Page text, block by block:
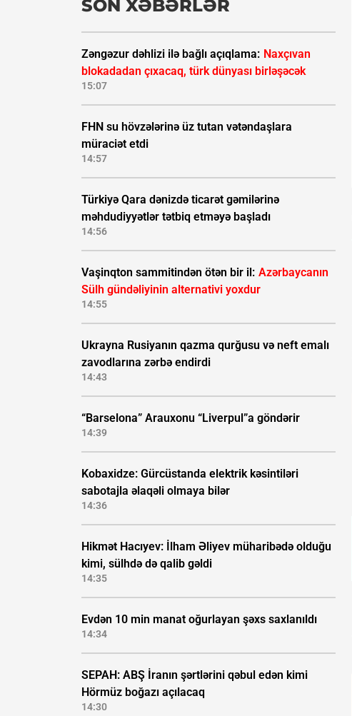
SON XƏBƏRLƏR
Zəngəzur dəhlizi ilə bağlı açıqlama: Naxçıvan
blokadadan çıxacaq, türk dünyası birləşəcək
15:07
FHN su hövzələrinə üz tutan vətəndaşlara
müraciət etdi
14:57
Türkiyə Qara dənizdə ticarət gəmilərinə
məhdudiyyətlər tətbiq etməyə başladı
14:56
Vaşinqton sammitindən ötən bir il: Azərbaycanın
Sülh gündəliyinin alternativi yoxdur
14:55
Ukrayna Rusiyanın qazma qurğusu və neft emalı
zavodlarına zərbə endirdi
14:43
“Barselona” Arauxonu “Liverpul”a göndərir
14:39
Kobaxidze: Gürcüstanda elektrik kəsintiləri
sabotajla əlaqəli olmaya bilər
14:36
Hikmət Hacıyev: İlham Əliyev müharibədə olduğu
kimi, sülhdə də qalib gəldi
14:35
Evdən 10 min manat oğurlayan şəxs saxlanıldı
14:34
SEPAH: ABŞ İranın şərtlərini qəbul edən kimi
Hörmüz boğazı açılacaq
14:30